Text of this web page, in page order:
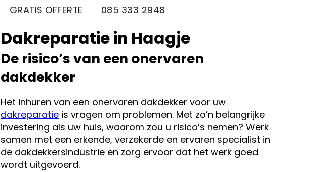
GRATIS OFFERTE
085 333 2948
Dakreparatie in Haagje
De risico’s van een onervaren
dakdekker
Het inhuren van een onervaren dakdekker voor uw
dakreparatieis vragen om problemen. Met zo’n belangrijke
investering als uw huis, waarom zou u risico’s nemen? Werk
samen met een erkende, verzekerde en ervaren specialist in
de dakdekkersindustrie en zorg ervoor dat het werk goed
wordt uitgevoerd.